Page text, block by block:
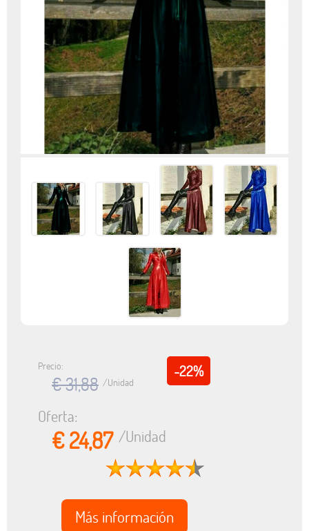
-22%
Precio:
€ 31,88 /Unidad
Oferta:
€ 24,87/Unidad
Más información